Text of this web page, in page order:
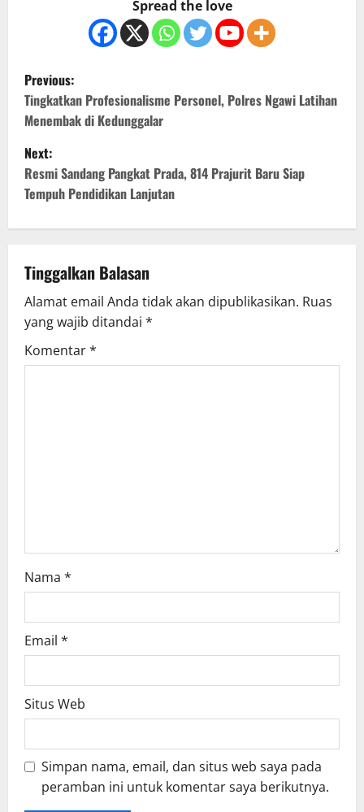
Spread the love
P
o
s
t
n
v
i
g
Previous:
Tingkatkan Profesionalisme Personel, Polres Ngawi Latihan
Menembak di Kedunggalar
Next:
Resmi Sandang Pangkat Prada, 814 Prajurit Baru Siap
Tempuh Pendidikan Lanjutan
Tinggalkan Balasan
Alamat email Anda tidak akan dipublikasikan. Ruas
yang wajib ditandai *
Komentar*
Nama *
Email *
Situs Web
Simpan nama, email, dan situs web saya pada
peramban ini untuk komentar saya berikutnya.